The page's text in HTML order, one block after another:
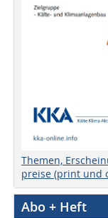
Themen,
preise (print und
Abo + Heft